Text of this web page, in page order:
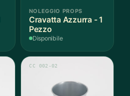
NOLEGGIO PROPS
Cravatta Azzurra - 1
Pezzo
Disponibile
CC 002-02